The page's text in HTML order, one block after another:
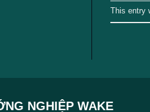
This entry
NGHIỆP WAKE